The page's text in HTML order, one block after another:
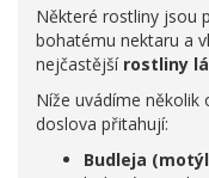
Některé rostliny jsou
bohatému nektaru a
nejčastější rostliny
Níže uvádíme
doslova přitahují:
Budleja